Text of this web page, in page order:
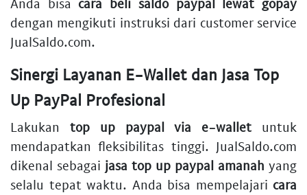
dengan mengikuti instruksi dari customer service
JualSaldo.com.
Sinergi Layanan E-Wallet dan Jasa Top
Up PayPal Profesional
Lakukan top up paypal via e-wallet untuk
mendapatkan fleksibilitas tinggi. JualSaldo.com
dikenal sebagai jasa top up paypal amanah yang
selalu tepat waktu. Anda bisa mempelajari cara